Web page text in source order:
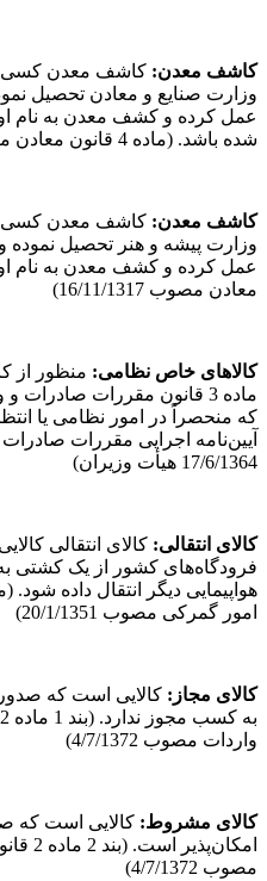
کاشف معدن: کاشف معدن کسی
وزارت صنایع و معادن تحصیل
عمل کرده و کشف معدن به نام
شده باشد. (ماده 4 قانون معادن مصوب 21/2/1336)
کاشف معدن: کاشف معدن کسی
وزارت پیشه و هنر تحصیل نموده
معادن مصوب 16/11/1317)
کالاهای خاص نظامی: منظور از
17/6/1364 هیأت وزیران)
کالای انتقالی: کالای انتقالی
فرودگاه‌های کشور از یک کشتی به
امور گمرکی مصوب 20/1/1351)
کالای مجاز : کالایی است که صدور
واردات مصوب 4/7/1372)
کالای مشروط: کالایی است که
مصوب 4/7/1372)